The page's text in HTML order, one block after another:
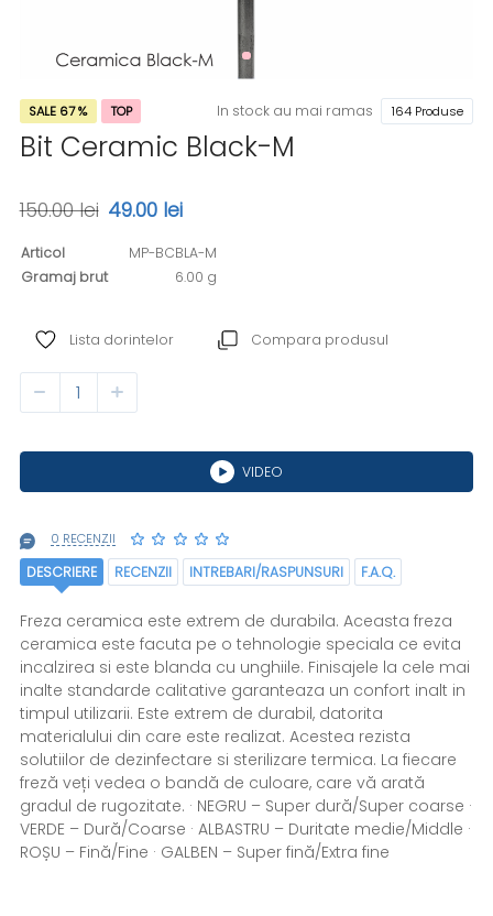
SALE 67 % TOP In stock au mai ramas 164 Produse
Bit Ceramic Black-M
150.00 lei 49.00 lei
Articol
MP-BCBLA-M
Gramaj brut
6.00 g
Lista dorintelor Compara produsul
VIDEO
0 RECENZII
DESCRIERE RECENZII INTREBARI/RASPUNSURI F.A.Q.
Freza ceramica este extrem de durabila. Aceasta freza
ceramica este facuta pe o tehnologie speciala ce evita
incalzirea si este blanda cu unghiile. Finisajele la cele mai
inalte standarde calitative garanteaza un confort inalt in
timpul utilizarii. Este extrem de durabil, datorita
materialului din care este realizat. Acestea rezista
solutiilor de dezinfectare si sterilizare termica. La fiecare
freză veți vedea o bandă de culoare, care vă arată
gradul de rugozitate. · NEGRU – Super dură/Super coarse ·
VERDE – Dură/Coarse · ALBASTRU – Duritate medie/Middle ·
ROȘU – Fină/Fine · GALBEN – Super fină/Extra fine